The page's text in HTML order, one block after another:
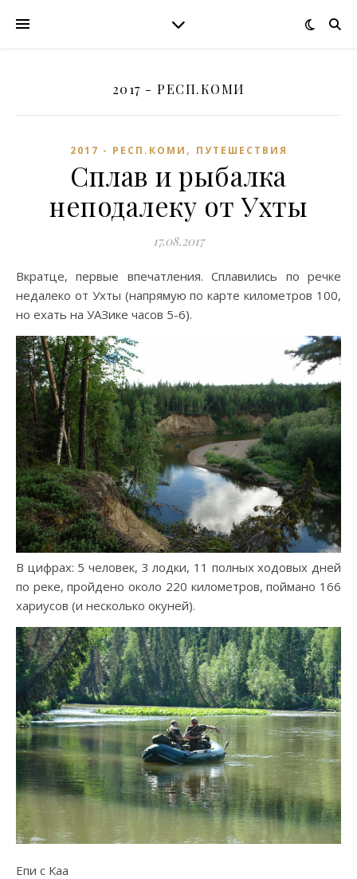
2017 - РЕСП.КОМИ
2017 - РЕСП.КОМИ , ПУТЕШЕСТВИЯ
Сплав и рыбалка
неподалеку от Ухты
17.08.2017
Вкратце, первые впечатления. Сплавились по речке
недалеко от Ухты (напрямую по карте километров 100,
но ехать на УАЗике часов 5-6).
В цифрах: 5 человек, 3 лодки, 11 полных ходовых дней
по реке, пройдено около 220 километров, поймано 166
хариусов (и несколько окуней).
Епи с Каа